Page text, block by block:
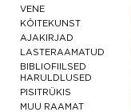
VENE
KÖITEKUNST
AJAKIRJAD
LASTERAAMATUD
BIBLIOFIILSED
HARULDLUSED
PISITRÜKIS
MUU RAAMAT